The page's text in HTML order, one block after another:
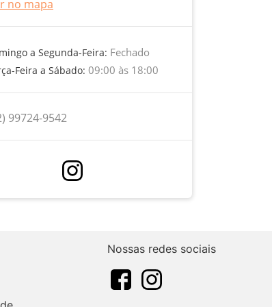
no mapa
a Segunda-Feira: Fechado
Feira a Sábado: 09:00 às 18:00
99724-9542
Nossas redes sociais